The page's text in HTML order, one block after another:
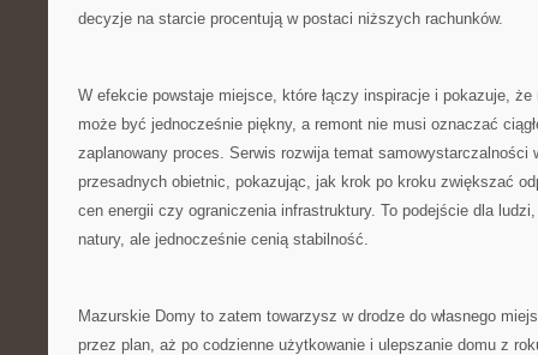
decyzje na starcie procentują w postaci niższych rachunków.
W efekcie powstaje miejsce, które łączy inspiracje i pokazuje,
może być jednocześnie piękny, a remont nie musi oznaczać
zaplanowany proces. Serwis rozwija temat samowystarczalności
przesadnych obietnic, pokazując, jak krok po kroku zwiększać
cen energii czy ograniczenia infrastruktury. To podejście dla
natury, ale jednocześnie cenią stabilność.
Mazurskie Domy to zatem towarzysz w drodze do własnego
przez plan, aż po codzienne użytkowanie i ulepszanie domu z